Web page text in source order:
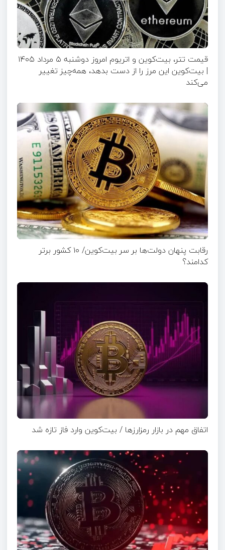
قیمت تتر، بیت‌کوین و اتریوم امروز دوشنبه ۵ مرداد ۱۴۰۵
| بیت‌کوین این مرز را از دست بدهد، همه‌چیز تغییر
می‌کند
رقابت پنهان دولت‌ها بر سر بیت‌کوین/ ۱۰ کشور برتر
کدامند؟
اتفاق مهم در بازار رمزارزها / بیت‌کوین وارد فاز تازه شد